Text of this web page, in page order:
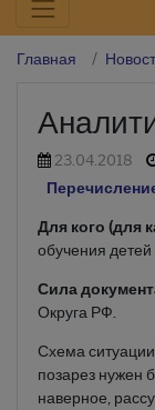
Главная
23.04.2018
Для кого (для
обучения
Сила
Округа РФ.
Схема
позарез нужен
наверное,